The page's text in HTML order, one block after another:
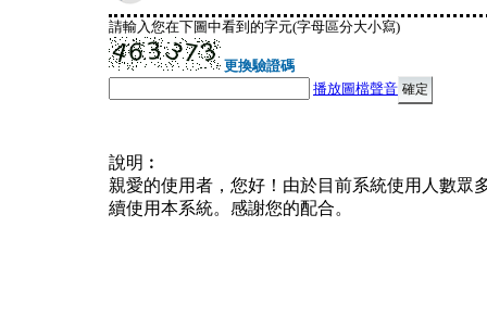
請輸入您在下圖中看到的字元(字母區分大小寫)
更換驗證碼
播放圖檔聲音
說明︰
親愛的使用者，您好！由於目前系統使用人數眾
續使用本系統。感謝您的配合。